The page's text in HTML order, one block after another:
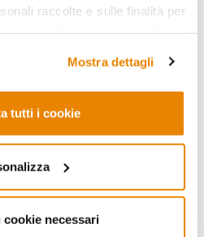
raccolte e sulle finalità per
Mostra dettagli
tutti i cookie
cookie necessari
riforniti
Centrale si è
necessità di
di fiducia
politica.
ripresa economica,
altissima, il
in valute
anemica del